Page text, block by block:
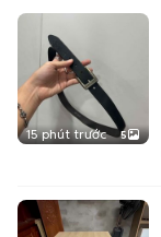
15 phút trước 5